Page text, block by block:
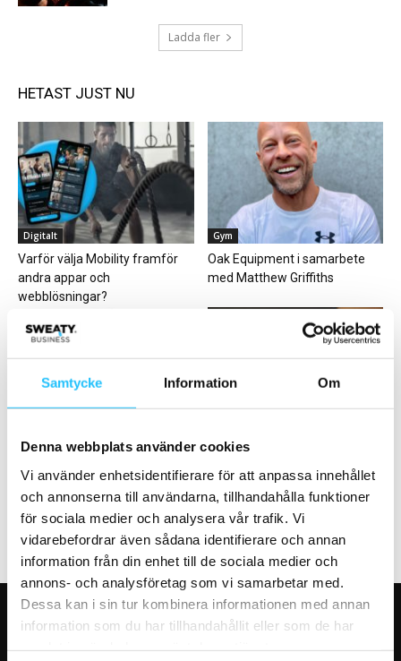
Samtycke Information Om
Denna webbplats använder cookies
Vi använder enhetsidentifierare för att anpassa innehållet
och annonserna till användarna, tillhandahålla funktioner
för sociala medier och analysera vår trafik. Vi
vidarebefordrar även sådana identifierare och annan
information från din enhet till de sociala medier och
annons- och analysföretag som vi samarbetar med.
Dessa kan i sin tur kombinera informationen med annan
information som du har tillhandahållit eller som de har
Ladda fler
HETAST JUST NU
Digitalt
Varför välja Mobility framför
andra appar och
webblösningar?
Gym
Oak Equipment i samarbete
med Matthew Griffiths
Påskerbjudanden på
Gymleco
Debattinlägg: ”Är du också trött
VÅRA FAVORITER